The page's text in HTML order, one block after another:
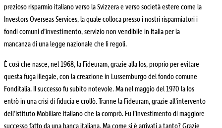
prezioso risparmio italiano verso la Svizzera e verso società estere come la
Investors Overseas Services, la quale colloca presso i nostri risparmiatori i
fondi comuni d’investimento, servizio non vendibile in Italia per la
mancanza di una legge nazionale che li regoli.
È così che nasce, nel 1968, la Fideuram, grazie alla Ios, proprio per evitare
questa fuga illegale, con la creazione in Lussemburgo del fondo comune
Fonditalia. Il successo fu subito notevole. Ma nel maggio del 1970 la Ios
entrò in una crisi di fiducia e crollò. Tranne la Fideuram, grazie all’intervento
dell’Istituto Mobiliare Italiano che la comprò. Fu l’investimento di maggiore